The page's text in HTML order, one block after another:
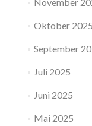
Oktober 2025
September
Juli 2025
Juni 2025
Mai 2025